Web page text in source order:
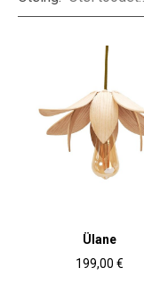
Ülane
199,00 €